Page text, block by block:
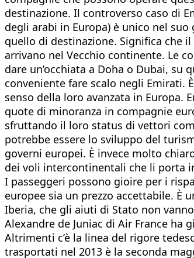
destinazione. Il controverso caso di
degli arabi in Europa) è unico nel
quello di destinazione. Significa che
arrivano nel Vecchio continente. Le
dare un’occhiata a Doha o Dubai, su
conveniente fare scalo negli Emirati.
senso della loro avanzata in Europa.
quote di minoranza in compagnie
sfruttando il loro status di vettori
potrebbe essere lo sviluppo del
governi europei. È invece molto
dei voli intercontinentali che li porta
I passeggeri possono gioire per i
europee sia un prezzo accettabile. È
Iberia, che gli aiuti di Stato non
Alexandre de Juniac di Air France ha
Altrimenti c’è la linea del rigore
trasportati nel 2013 è la seconda